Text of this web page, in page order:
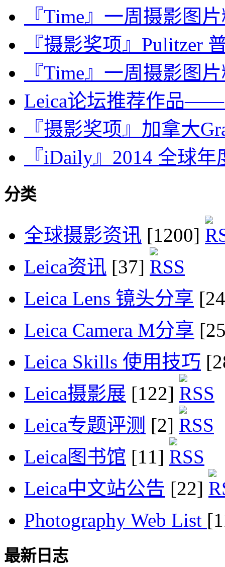
『Time』一周摄影图
『摄影奖项』Pulitzer
『Time』一周摄影图
Leica论坛推荐作品
『摄影奖项』加拿大
『iDaily』2014 全球
分类
全球摄影资讯 [1200]
Leica资讯 [37]
Leica Lens 镜头分享
Leica Camera M分享
Leica Skills 使用技巧
Leica摄影展 [122]
Leica专题评测 [2]
Leica图书馆 [11]
Leica中文站公告 [22]
Photography Web List
最新日志